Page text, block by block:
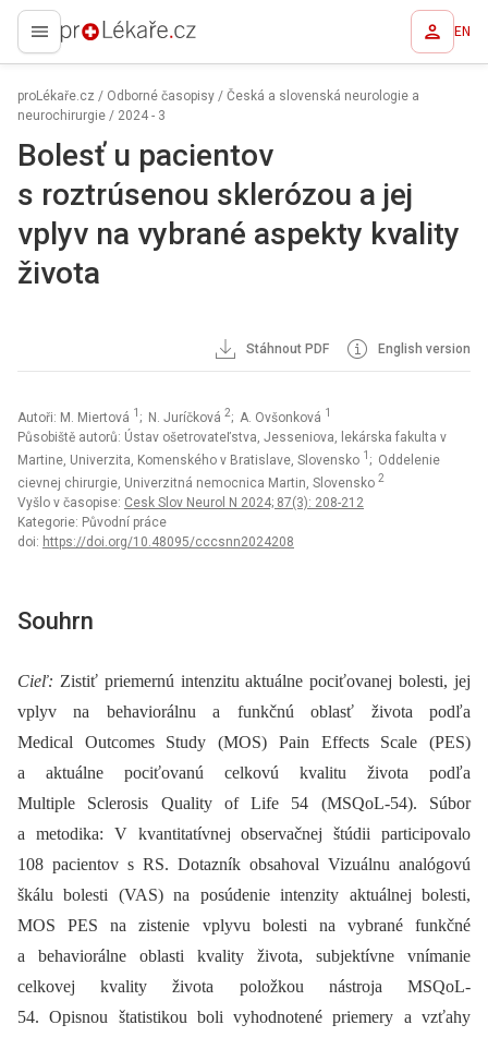
proLékaře.cz EN
proLékaře.cz / Odborné časopisy / Česká a slovenská neurologie a
neurochirurgie / 2024 - 3
Bolesť u pacientov
s roztrúsenou sklerózou a jej
vplyv na vybrané aspekty kvality
života
Stáhnout PDF English version
Autoři: M. Miertová 1 ; N. Juríčková 2; A. Ovšonková 1
Působiště autorů: Ústav ošetrovateľstva, Jesseniova, lekárska fakulta v
Martine, Univerzita, Komenského v Bratislave, Slovensko 1 ; Oddelenie
cievnej chirurgie, Univerzitná nemocnica Martin, Slovensko 2
Vyšlo v časopise: Cesk Slov Neurol N 2024; 87(3): 208-212
Kategorie: Původní práce
doi: https://doi.org/10.48095/cccsnn2024208
Souhrn
Cieľ: Zistiť priemernú intenzitu aktuálne pociťovanej bolesti, jej
vplyv na behaviorálnu a funkčnú oblasť života podľa
Medical Outcomes Study (MOS) Pain Effects Scale (PES)
a aktuálne pociťovanú celkovú kvalitu života podľa
Multiple Sclerosis Quality of Life 54 (MSQoL-54). Súbor
a metodika: V kvantitatívnej observačnej štúdii participovalo
108 pacientov s RS. Dotazník obsahoval Vizuálnu analógovú
škálu bolesti (VAS) na posúdenie intenzity aktuálnej bolesti,
MOS PES na zistenie vplyvu bolesti na vybrané funkčné
a behaviorálne oblasti kvality života, subjektívne vnímanie
celkovej kvality života položkou nástroja MSQoL-
54. Opisnou štatistikou boli vyhodnotené priemery a vzťahy